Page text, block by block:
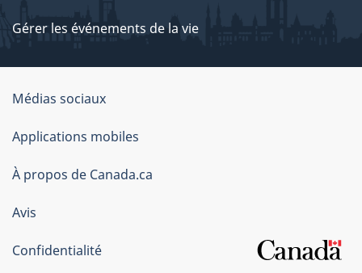
Gérer les événements de la vie
Organisation
du
gouvernement
du
Canada
Médias sociaux
Applications mobiles
À propos de Canada.ca
Avis
Confidentialité